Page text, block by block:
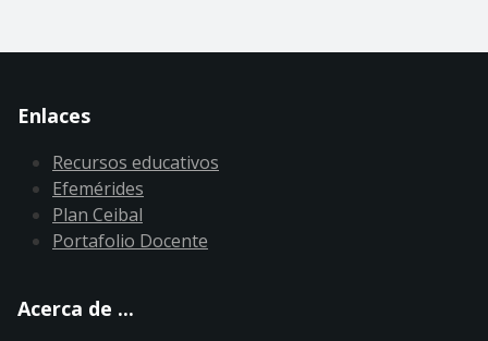
Enlaces
Recursos educativos
Efemérides
Plan Ceibal
Portafolio Docente
Acerca de ...